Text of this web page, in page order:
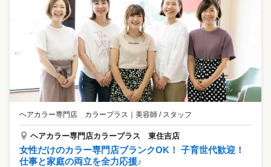
ヘアカラー専門店 カラープラス ｜ 美容師 / スタッフ
ヘアカラー専門店カラープラス 東住吉店
女性だけのカラー専門店ブランクOK！ 子育世代歓迎！
仕事と家庭の両立を全力応援♪